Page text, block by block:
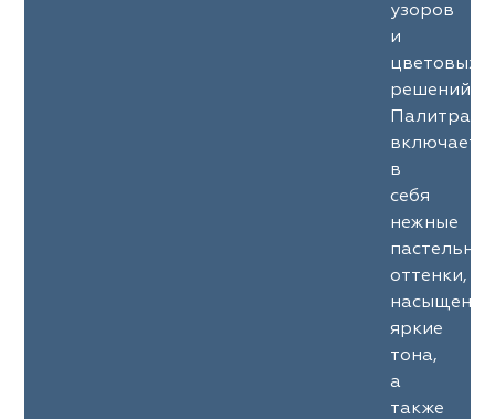
узоров
и
цветовых
решений.
Палитра
включает
в
себя
нежные
оттенки,
яркие
тона,
а
также